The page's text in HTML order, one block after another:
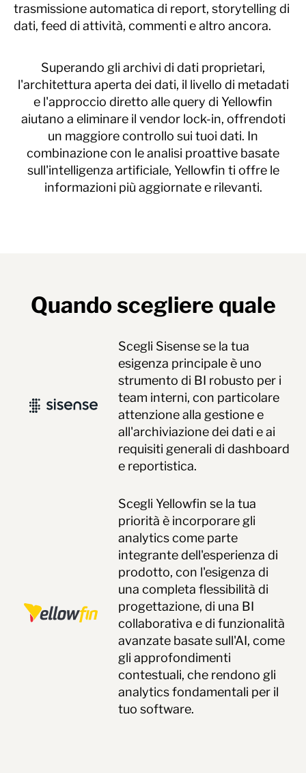
trasmissione automatica di report, storytelling di
dati, feed di attività, commenti e altro ancora.
Superando gli archivi di dati proprietari,
l'architettura aperta dei dati, il livello di metadati
e l'approccio diretto alle query di Yellowfin
aiutano a eliminare il vendor lock-in, offrendoti
un maggiore controllo sui tuoi dati. In
combinazione con le analisi proattive basate
sull'intelligenza artificiale, Yellowfin ti offre le
informazioni più aggiornate e rilevanti.
Quando scegliere quale
Scegli Sisense se la tua
esigenza principale è uno
strumento di BI robusto per i
team interni, con particolare
attenzione alla gestione e
all'archiviazione dei dati e ai
requisiti generali di dashboard
e reportistica.
Scegli Yellowfin se la tua
priorità è incorporare gli
analytics come parte
integrante dell'esperienza di
prodotto, con l'esigenza di
una completa flessibilità di
progettazione, di una BI
collaborativa e di funzionalità
avanzate basate sull'AI, come
gli approfondimenti
contestuali, che rendono gli
analytics fondamentali per il
tuo software.